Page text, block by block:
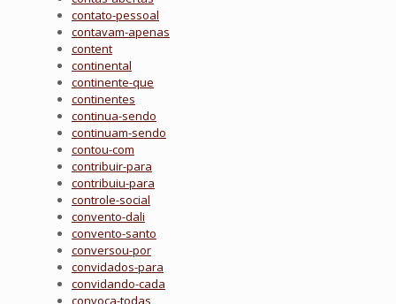
contato-pessoal
contavam-apenas
content
continental
continente-que
continentes
continua-sendo
continuam-sendo
contou-com
contribuir-para
contribuiu-para
controle-social
convento-dali
convento-santo
conversou-por
convidados-para
convidando-cada
convoca-todas